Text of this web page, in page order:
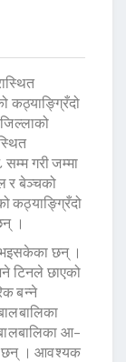
कठ्याङ्ग्रिँदो
सम्म गरी जम्मा
र बेञ्चको
कठ्याङ्ग्रिँदो
।
भइसकेका छन् ।
टिनले छाएको
बन्ने
आ–
छन् । आवश्यक